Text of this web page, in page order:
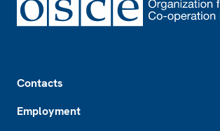
Contacts
Employment